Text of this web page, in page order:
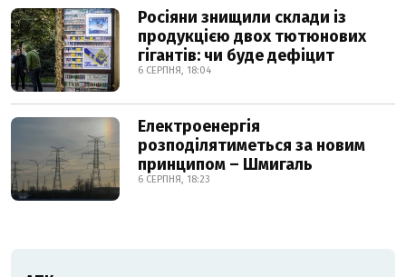
Росіяни знищили склади із
продукцією двох тютюнових
гігантів: чи буде дефіцит
6 СЕРПНЯ, 18:04
Електроенергія
розподілятиметься за новим
принципом – Шмигаль
6 СЕРПНЯ, 18:23